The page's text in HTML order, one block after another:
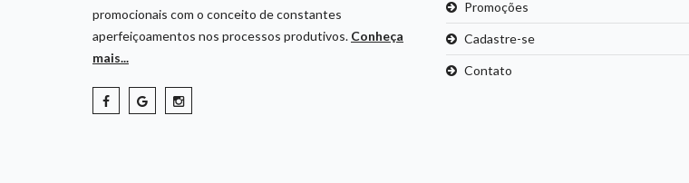
promocionais com o conceito de constantes
aperfeiçoamentos nos processos produtivos. Conheça
mais...
Promoções
Cadastre-se
Contato